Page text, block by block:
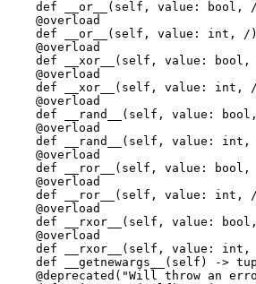
def __or__(self, value: bool,
    @overload
def __or__(self, value: int, /
    @overload
def __xor__(self, value: bool,
    @overload
def __xor__(self, value: int,
    @overload
def __rand__(self, value:
    @overload
def __rand__(self, value: int,
    @overload
def __ror__(self, value: bool,
    @overload
def __ror__(self, value: int,
    @overload
def __rxor__(self, value:
    @overload
def __rxor__(self, value: int,
def __getnewargs__(self) ->
@deprecated("Will throw an